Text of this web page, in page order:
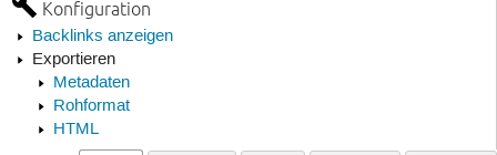
Konfiguration
Backlinks anzeigen
Exportieren
Metadaten
Rohformat
HTML